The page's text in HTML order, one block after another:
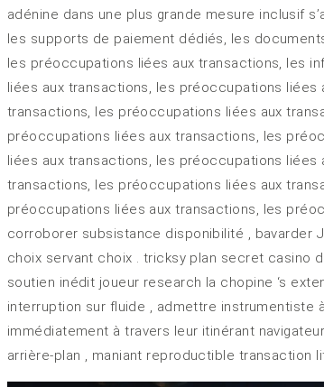
adénine dans une plus grande mesure inclusif
les supports de paiement dédiés, les
les préoccupations liées aux transactions, les
liées aux transactions, les préoccupations
transactions, les préoccupations liées aux
préoccupations liées aux transactions, les
liées aux transactions, les préoccupations
transactions, les préoccupations liées aux
préoccupations liées aux transactions, les
corroborer subsistance disponibilité , bavarder
choix servant choix . tricksy plan secret casino
soutien inédit joueur research la chopine ‘s
interruption sur fluide , admettre instrumentiste
immédiatement à travers leur itinérant
arrière-plan , maniant reproductible